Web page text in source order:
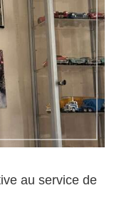
au service de